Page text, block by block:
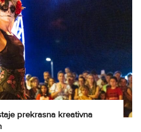
prekrasna kreativna